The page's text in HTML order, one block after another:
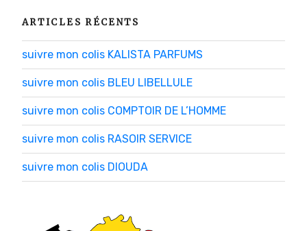
ARTICLES RÉCENTS
suivre mon colis KALISTA PARFUMS
suivre mon colis BLEU LIBELLULE
suivre mon colis COMPTOIR DE L’HOMME
suivre mon colis RASOIR SERVICE
suivre mon colis DIOUDA